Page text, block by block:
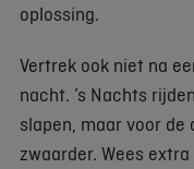
oplossing.
Vertrek ook niet na
nacht. ’s Nachts
slapen, maar voor
zwaarder. Wees